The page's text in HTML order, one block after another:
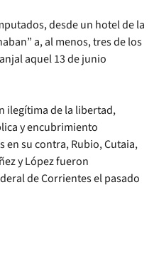
desde un hotel de la
a, al menos, tres de los
aquel 13 de junio
ilegítima de la libertad,
y encubrimiento
en su contra, Rubio, Cutaia,
y López fueron
de Corrientes el pasado